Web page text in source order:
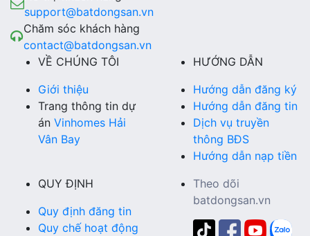
support@batdongsan.vn
Chăm sóc khách hàng
contact@batdongsan.vn
VỀ CHÚNG TÔI
Giới thiệu
Trang thông tin dự
án Vinhomes Hải
Vân Bay
HƯỚNG DẪN
Hướng dẫn đăng ký
Hướng dẫn đăng tin
Dịch vụ truyền
thông BĐS
Hướng dẫn nạp tiền
QUY ĐỊNH
Quy định đăng tin
Quy chế hoạt động
Theo dõi
batdongsan.vn